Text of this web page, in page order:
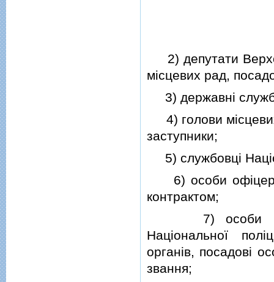
2) депутати
мiсцевих рад,
3) державнi
4) голови
заступники;
5) службовцi
6) особи
контрактом;
7) особи
Нацiональної
органiв, посадовi
звання;